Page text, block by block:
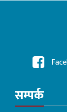
सम्पर्क